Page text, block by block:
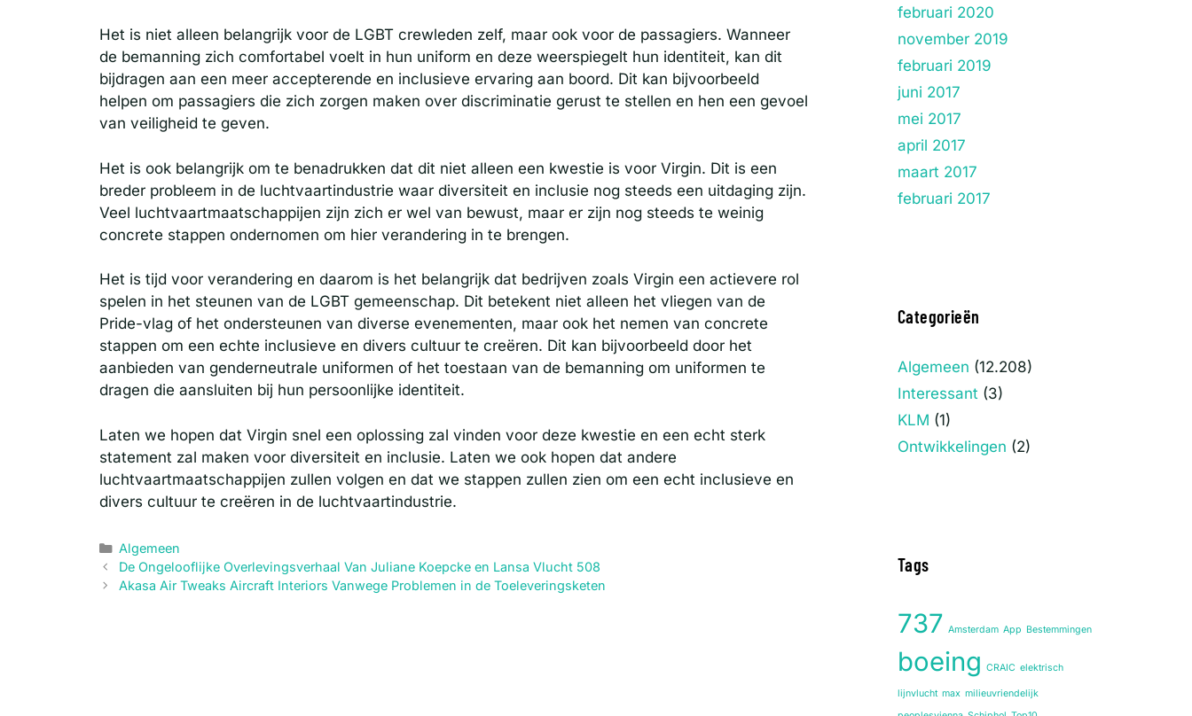
Het is niet alleen belangrijk voor de LGBT crewleden zelf, maar ook voor de passagiers. Wanneer
de bemanning zich comfortabel voelt in hun uniform en deze weerspiegelt hun identiteit, kan dit
bijdragen aan een meer accepterende en inclusieve ervaring aan boord. Dit kan bijvoorbeeld
helpen om passagiers die zich zorgen maken over discriminatie gerust te stellen en hen een gevoel
van veiligheid te geven.
Het is ook belangrijk om te benadrukken dat dit niet alleen een kwestie is voor Virgin. Dit is een
breder probleem in de luchtvaartindustrie waar diversiteit en inclusie nog steeds een uitdaging zijn.
Veel luchtvaartmaatschappijen zijn zich er wel van bewust, maar er zijn nog steeds te weinig
concrete stappen ondernomen om hier verandering in te brengen.
Het is tijd voor verandering en daarom is het belangrijk dat bedrijven zoals Virgin een actievere rol
spelen in het steunen van de LGBT gemeenschap. Dit betekent niet alleen het vliegen van de
Pride-vlag of het ondersteunen van diverse evenementen, maar ook het nemen van concrete
stappen om een echte inclusieve en divers cultuur te creëren. Dit kan bijvoorbeeld door het
aanbieden van genderneutrale uniformen of het toestaan van de bemanning om uniformen te
dragen die aansluiten bij hun persoonlijke identiteit.
Laten we hopen dat Virgin snel een oplossing zal vinden voor deze kwestie en een echt sterk
statement zal maken voor diversiteit en inclusie. Laten we ook hopen dat andere
luchtvaartmaatschappijen zullen volgen en dat we stappen zullen zien om een echt inclusieve en
divers cultuur te creëren in de luchtvaartindustrie.
Categorieën
Algemeen
De Ongelooflijke Overlevingsverhaal Van Juliane Koepcke en Lansa Vlucht 508
Akasa Air Tweaks Aircraft Interiors Vanwege Problemen in de Toeleveringsketen
februari 2020
november 2019
februari 2019
juni 2017
mei 2017
april 2017
maart 2017
februari 2017
Categorieën
Algemeen (12.208)
Interessant (3)
KLM (1)
Ontwikkelingen (2)
Tags
737 Amsterdam App Bestemmingen
boeing CRAIC elektrisch
lijnvlucht max milieuvriendelijk